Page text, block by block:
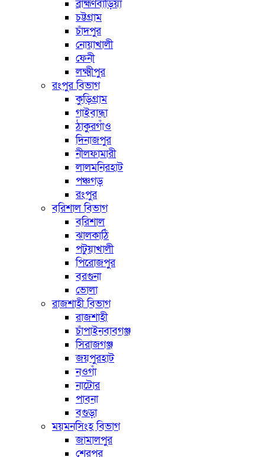
ব্রাহ্মণবাড়িয়া
চট্টগ্রাম
চাঁদপুর
নোয়াখালী
ফেনী
লক্ষ্মীপুর
রংপুর বিভাগ
কুড়িগ্রাম
গাইবান্ধা
ঠাকুরগাঁও
দিনাজপুর
নীলফামারী
লালমনিরহাট
পঞ্চগড়
রংপুর
বরিশাল বিভাগ
বরিশাল
ঝালকাঠি
পটুয়াখালী
পিরোজপুর
বরগুনা
ভোলা
রাজশাহী বিভাগ
রাজশাহী
চাঁপাইনবাবগঞ্জ
সিরাজগঞ্জ
জয়পুরহাট
নওগাঁ
নাটোর
পাবনা
বগুড়া
ময়মনসিংহ বিভাগ
জামালপুর
শেরপুর